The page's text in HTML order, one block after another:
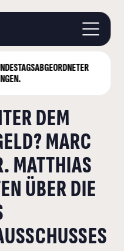
DEM
MARC
MATTHIAS
ÜBER DIE